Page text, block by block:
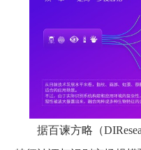
据百谏方略（